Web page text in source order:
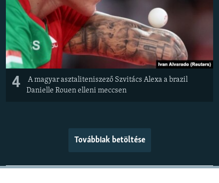
4
A magyar asztaliteniszező Szvitács Alexa a brazil
Danielle Rouen elleni meccsen
Továbbiak betöltése